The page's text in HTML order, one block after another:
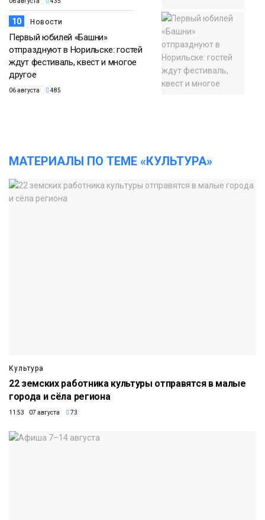
10 Новости
Первый юбилей «Башни»
отпразднуют в Норильске: гостей
ждут фестиваль, квест и многое
другое
06 августа 485
МАТЕРИАЛЫ ПО ТЕМЕ «КУЛЬТУРА»
Культура
22 земских работника культуры отправятся в малые
города и сёла региона
11:53 07 августа 73